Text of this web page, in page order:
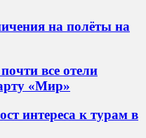
на полёты на
все отели
«Мир»
интереса к турам в